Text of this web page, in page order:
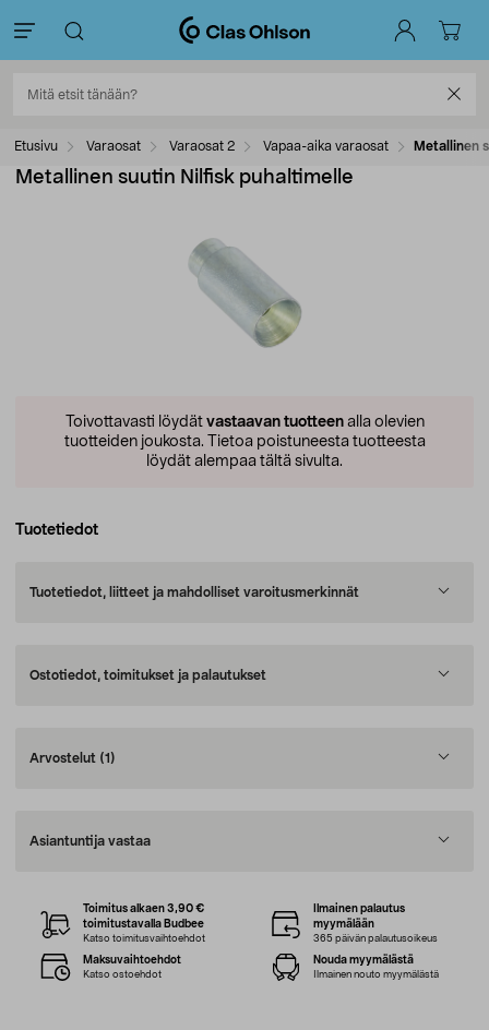
Etusivu Varaosat Varaosat 2 Vapaa-aika varaosat Metallinen
Metallinen suutin Nilfisk puhaltimelle
Toivottavasti löydät vastaavan tuotteenalla olevien
tuotteiden joukosta. Tietoa poistuneesta tuotteesta
löydät alempaa tältä sivulta.
Tuotetiedot
Tuotetiedot, liitteet ja mahdolliset varoitusmerkinnät
Ostotiedot, toimitukset ja palautukset
Arvostelut (1)
Asiantuntija vastaa
Toimitus alkaen 3,90 €
toimitustavalla Budbee
Katso toimitusvaihtoehdot
Ilmainen palautus
myymälään
365 päivän palautusoikeus
Maksuvaihtoehdot
Katso ostoehdot
Nouda myymälästä
Ilmainen nouto myymälästä